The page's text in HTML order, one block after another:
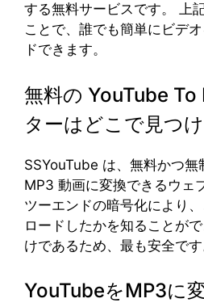
する無料サービスです。 上
ことで、誰でも簡単にビデ
ドできます。
無料の YouTube To
ターはどこで見つ
SSYouTube は、無料かつ
MP3 動画に変換できるウェ
ツーエンドの暗号化により
ロードしたかを知ることが
けであるため、最も安全です
YouTubeをMP3に